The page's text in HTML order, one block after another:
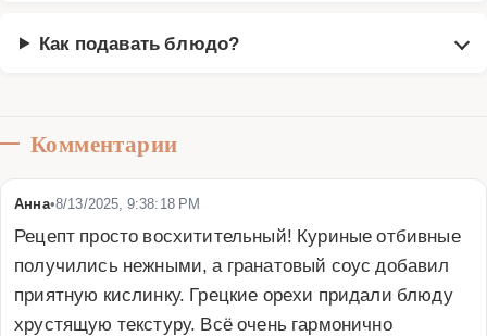
Как подавать блюдо?
Комментарии
Анна•8/13/2025, 9:38:18 PM
Рецепт просто восхитительный! Куриные отбивные
получились нежными, а гранатовый соус добавил
приятную кислинку. Грецкие орехи придали блюду
хрустящую текстуру. Всё очень гармонично